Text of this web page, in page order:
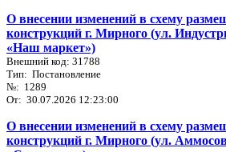
О внесении изменений в схему
конструкций г. Мирного (ул.
«Наш маркет»)
Внешний код: 31788
Тип: Постановление
№: 1289
От: 30.07.2026 12:23:00
О внесении изменений в схему
конструкций г. Мирного (ул.